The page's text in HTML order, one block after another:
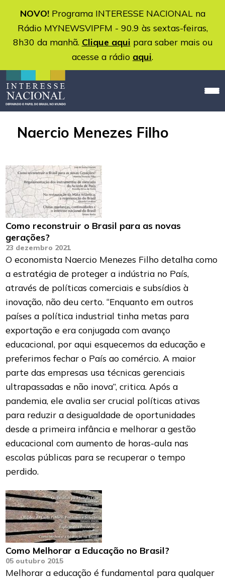
NOVO!Programa INTERESSE NACIONAL na
Rádio MYNEWSVIPFM - 90.9 às sextas-feiras,
8h30 da manhã. Clique aqui para saber mais ou
acesse a rádio aqui.
Naercio Menezes Filho
Como reconstruir o Brasil para as novas
gerações?
23 dezembro 2021
O economista Naercio Menezes Filho detalha como
a estratégia de proteger a indústria no País,
através de políticas comerciais e subsídios à
inovação, não deu certo. “Enquanto em outros
países a política industrial tinha metas para
exportação e era conjugada com avanço
educacional, por aqui esquecemos da educação e
preferimos fechar o País ao comércio. A maior
parte das empresas usa técnicas gerenciais
ultrapassadas e não inova”, critica. Após a
pandemia, ele avalia ser crucial políticas ativas
para reduzir a desigualdade de oportunidades
desde a primeira infância e melhorar a gestão
educacional com aumento de horas-aula nas
escolas públicas para se recuperar o tempo
perdido.
Como Melhorar a Educação no Brasil?
05 outubro 2015
Melhorar a educação é fundamental para qualquer